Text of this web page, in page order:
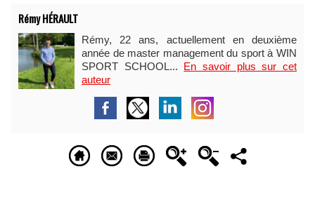
Rémy HÉRAULT
Rémy, 22 ans, actuellement en deuxième
année de master management du sport à WIN
SPORT SCHOOL... En savoir plus sur cet
auteur